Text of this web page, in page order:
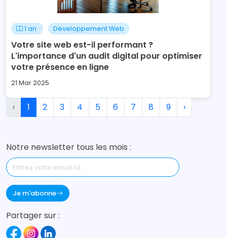
1 an Développement Web
Votre site web est-il performant ?
L'importance d'un audit digital pour optimiser
votre présence en ligne
21 Mar 2025
‹ 1 2 3 4 5 6 7 8 9 ›
Notre newsletter tous les mois :
Je m'abonne
Partager sur :